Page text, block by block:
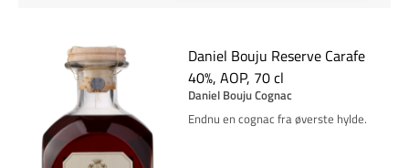
Daniel Bouju Reserve Carafe
40%, AOP, 70 cl
Daniel Bouju Cognac
Endnu en cognac fra øverste hylde.